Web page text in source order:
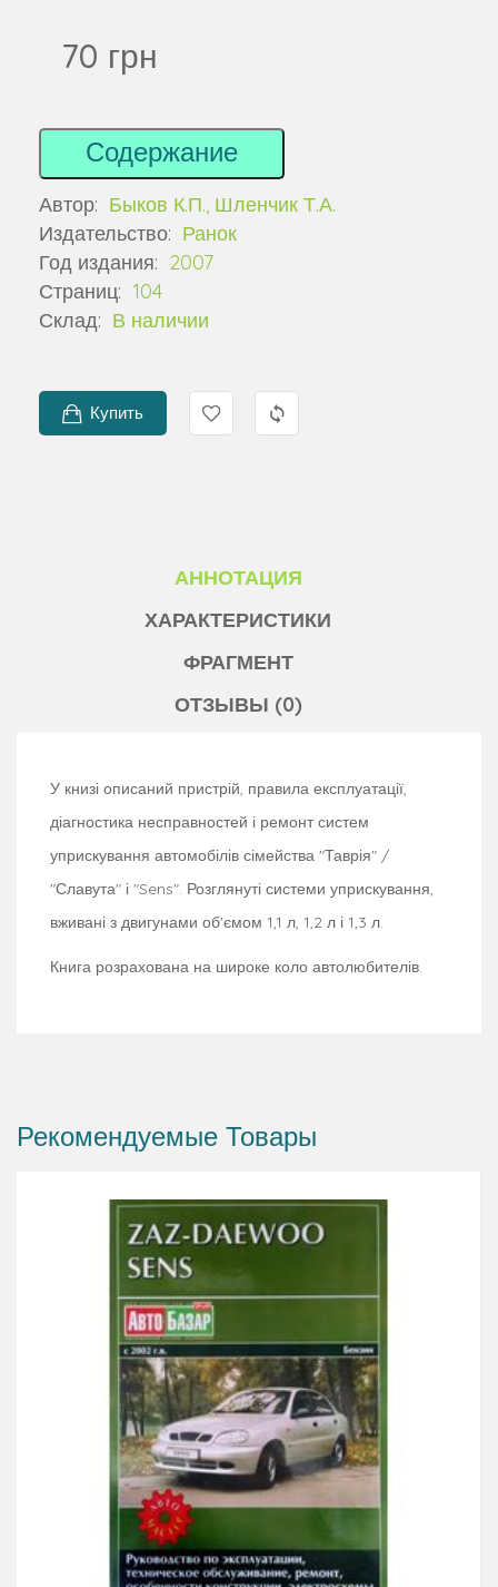
70 грн
Содержание
Автор: Быков К.П., Шленчик Т.А.
Издательство: Ранок
Год издания: 2007
Страниц: 104
Склад: В наличии
Купить
АННОТАЦИЯ
ХАРАКТЕРИСТИКИ
ФРАГМЕНТ
ОТЗЫВЫ (0)
У книзі описаний пристрій, правила експлуатації,
діагностика несправностей і ремонт систем
уприскування автомобілів сімейства "Таврія" /
"Славута" і "Sens". Розглянуті системи уприскування,
вживані з двигунами об'ємом 1,1 л, 1,2 л і 1,3 л.
Книга розрахована на широке коло автолюбителів.
Рекомендуемые Товары